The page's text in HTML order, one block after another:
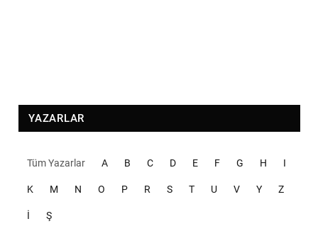
YAZARLAR
Tüm Yazarlar A B C D E F G H I
K M N O P R S T U V Y Z
İ Ş